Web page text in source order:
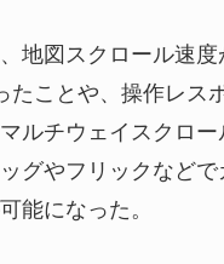
地図スクロール速
たことや、操作レス
ルチウェイスクロー
グやフリックなどで
能になった。